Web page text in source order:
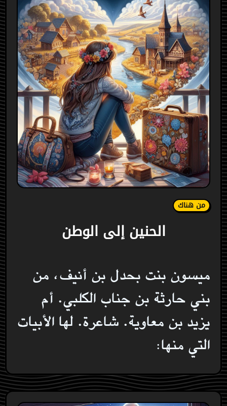
من هناك
الحنين إلى الوطن
ميسون بنت بحدل بن أنيف، من
بني حارثة بن جناب الكلبي. أم
يزيد بن معاوية. شاعرة. لها الأبيات
التي منها: